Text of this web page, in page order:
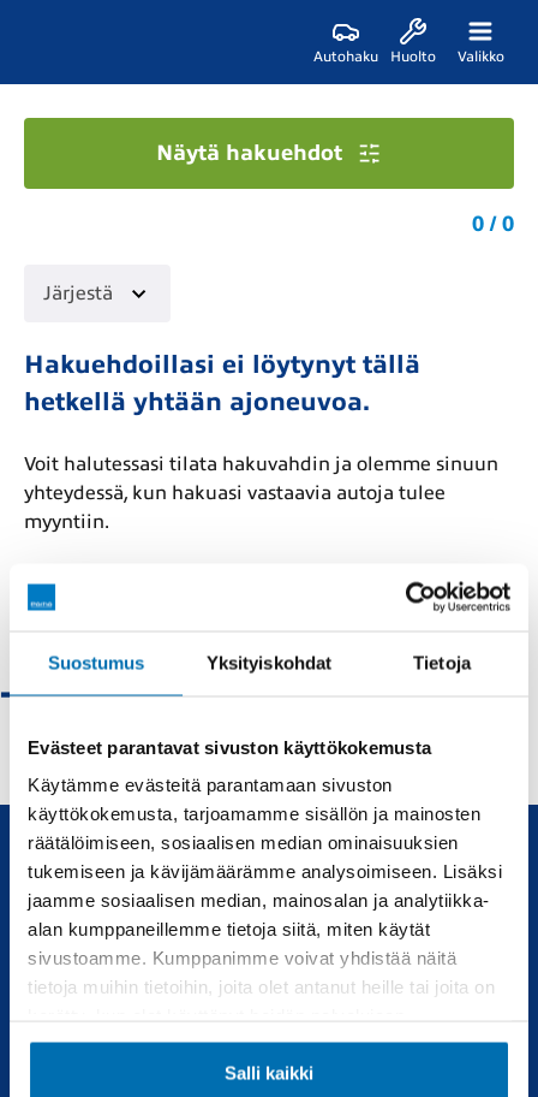
Suostumus Yksityiskohdat Tietoja
Evästeet parantavat sivuston käyttökokemusta
Käytämme evästeitä parantamaan sivuston
käyttökokemusta, tarjoamamme sisällön ja mainosten
räätälöimiseen, sosiaalisen median ominaisuuksien
tukemiseen ja kävijämäärämme analysoimiseen. Lisäksi
jaamme sosiaalisen median, mainosalan ja analytiikka-
alan kumppaneillemme tietoja siitä, miten käytät
sivustoamme. Kumppanimme voivat yhdistää näitä
tietoja muihin tietoihin, joita olet antanut heille tai joita on
Salli kaikki
Autohaku Huolto Valikko
Tesla - Vaihtoautot
Näytä hakuehdot
0 / 0
Järjestä
Hakuehdoillasi ei löytynyt tällä
hetkellä yhtään ajoneuvoa.
Voit halutessasi tilata hakuvahdin ja olemme sinuun
yhteydessä, kun hakuasi vastaavia autoja tulee
myyntiin.
Uudet ja käytetyt autot, sekä huollot joka tarpeeseen.
Automyynti
Uudet autot
Huolto